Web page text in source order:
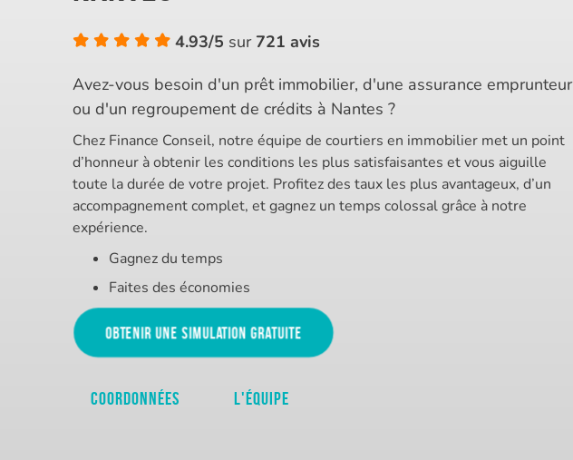
4.93/5 sur 721 avis
Avez-vous besoin d'un prêt immobilier, d'une assurance emprunteur
ou d'un regroupement de crédits à Nantes ?
Chez Finance Conseil, notre équipe de courtiers en immobilier met un point
d’honneur à obtenir les conditions les plus satisfaisantes et vous aiguille
toute la durée de votre projet. Profitez des taux les plus avantageux, d’un
accompagnement complet, et gagnez un temps colossal grâce à notre
expérience.
Gagnez du temps
Faites des économies
Obtenir une simulation gratuite
Coordonnées L'équipe